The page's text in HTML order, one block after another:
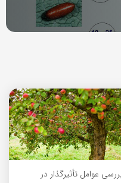
عوامل تأثیرگذار در